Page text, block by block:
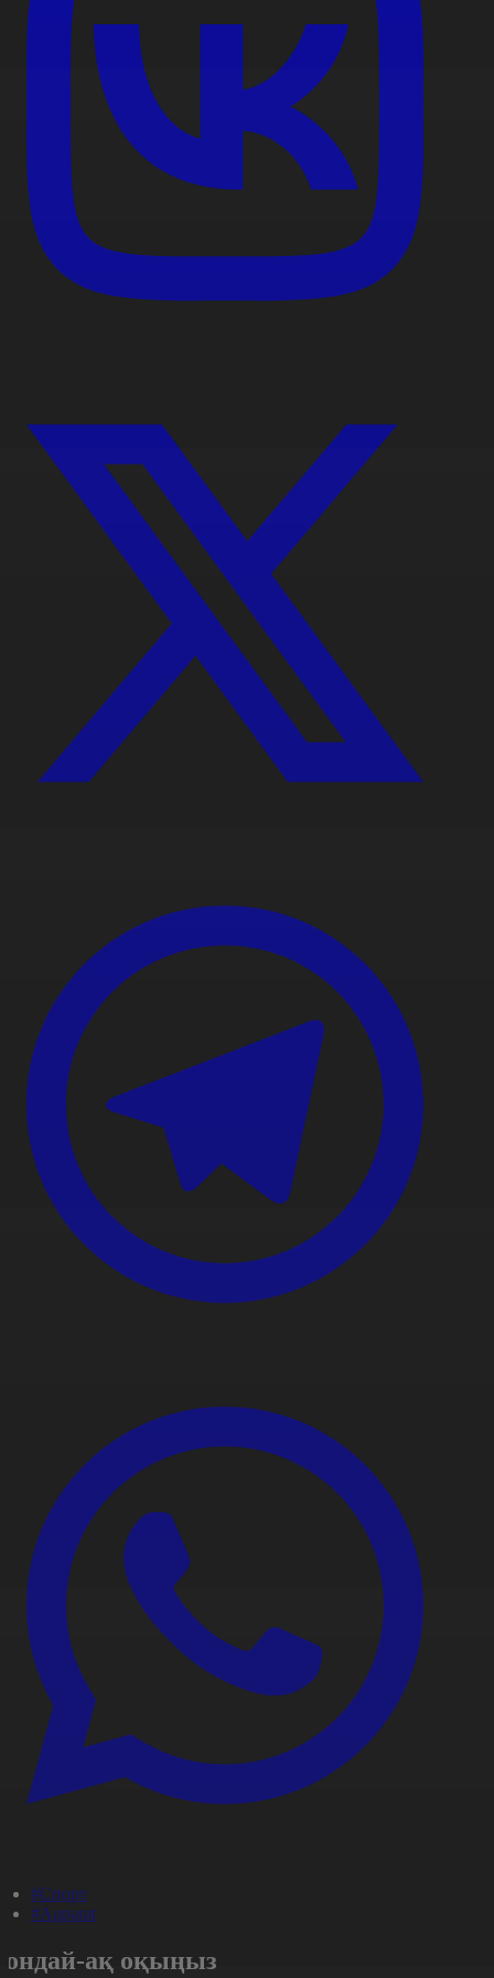
#Спорт
#Aqparat
ақ оқыңыз